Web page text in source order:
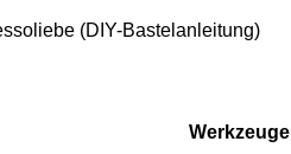
Werkzeuge